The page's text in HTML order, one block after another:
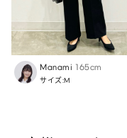
Manami 165cm
サイズ:M